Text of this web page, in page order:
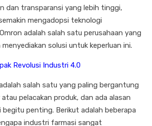
dan transparansi yang lebih tinggi,
mengadopsi teknologi
adalah salah satu perusahaan yang
solusi untuk keperluan ini.
Revolusi Industri 4.0
salah satu yang paling bergantung
pelacakan produk, dan ada alasan
begitu penting. Berikut adalah beberapa
industri farmasi sangat